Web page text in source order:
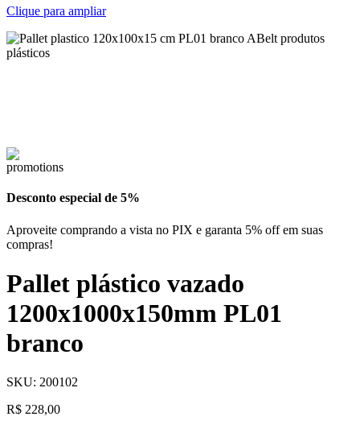
Clique para ampliar
Desconto especial de 5%
Aproveite comprando a vista no PIX e garanta 5% off em suas
compras!
Pallet plástico vazado
1200x1000x150mm PL01
branco
SKU: 200102
R$ 228,00